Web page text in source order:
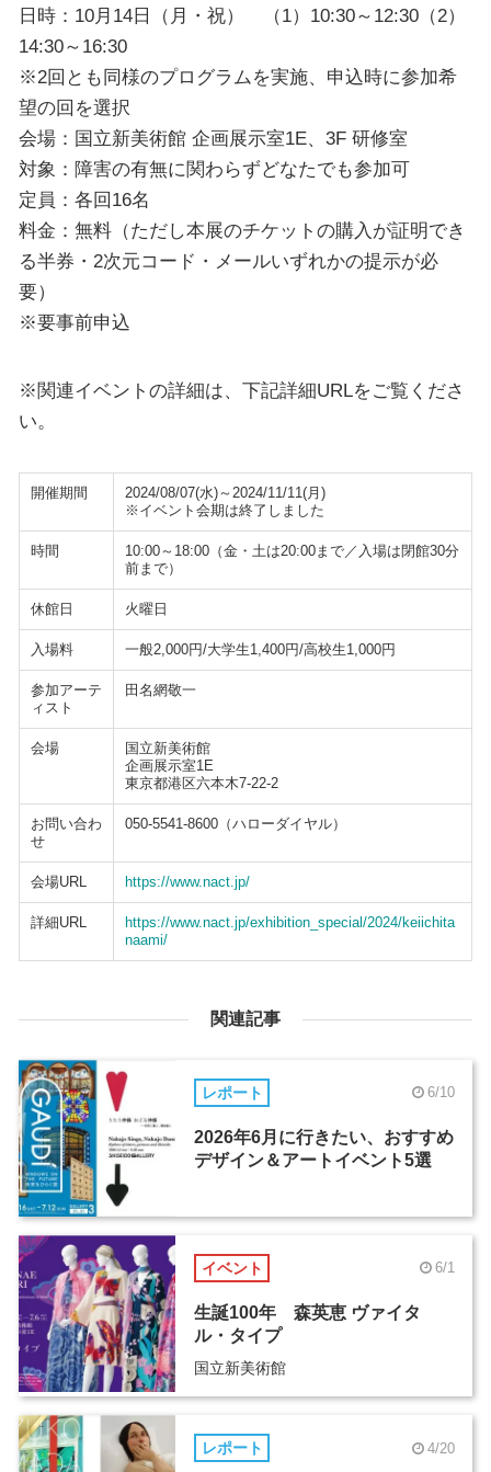
日時：10月14日（月・祝） （1）10:30～12:30（2）
14:30～16:30
※2回とも同様のプログラムを実施、申込時に参加希
望の回を選択
会場：国立新美術館 企画展示室1E、3F 研修室
対象：障害の有無に関わらずどなたでも参加可
定員：各回16名
料金：無料（ただし本展のチケットの購入が証明でき
る半券・2次元コード・メールいずれかの提示が必
要）
※要事前申込
※関連イベントの詳細は、下記詳細URLをご覧くださ
い。
開催期間
2024/08/07(水)～2024/11/11(月)
※イベント会期は終了しました
時間
10:00～18:00（金・土は20:00まで／入場は閉館30分
前まで）
休館日 火曜日
入場料 一般2,000円/大学生1,400円/高校生1,000円
参加アーテ
ィスト
田名網敬一
会場
国立新美術館
企画展示室1E
東京都港区六本木7-22-2
お問い合わ
せ
050-5541-8600（ハローダイヤル）
会場URL https://www.nact.jp/
詳細URL
https://www.nact.jp/exhibition_special/2024/keiichita
naami/
関連記事
レポート 6/10
2026年6月に行きたい、おすすめ
デザイン＆アートイベント5選
イベント 6/1
生誕100年 森英恵 ヴァイタ
ル・タイプ
国立新美術館
レポート 4/20